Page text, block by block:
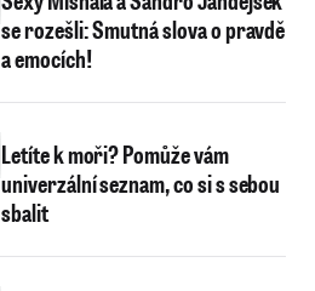
se rozešli: Smutná slova o pravdě
a emocích!
Letíte k moři? Pomůže vám
univerzální seznam, co si s sebou
sbalit